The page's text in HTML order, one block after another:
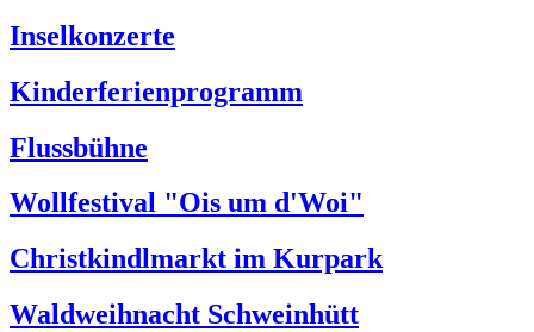
Inselkonzerte
Kinderferienprogramm
Flussbühne
Wollfestival "Ois um d'Woi"
Christkindlmarkt im Kurpark
Waldweihnacht Schweinhütt